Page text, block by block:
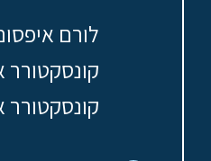
לורם
קונסקטורר
קונסקטורר